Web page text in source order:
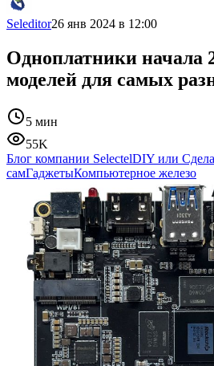
Seleditor26 янв 2024 в 12:00
Одноплатники начала
моделей для самых
5 мин
55K
Блог компании SelectelDIY или
самГаджетыКомпьютерное железо